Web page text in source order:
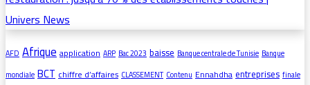
AFD Afriqueapplication ARP Bac 2023 baisse Banque centrale de Tunisie Banque
mondiale BCTchiffre d’affaires CLASSEMENT Contenu Ennahdhaentreprises finale